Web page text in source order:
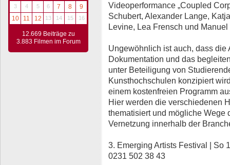
3
4 5 6 7 8
9
10
11 12 13 14 15 16
12.669 Beiträge zu
3.883 Filmen im Forum
Videoperformance „Coupled
Schubert, Alexander Lange,
Levine, Lea Frensch und
Ungewöhnlich ist auch, dass
Dokumentation und das
unter Beteiligung von
Kunsthochschulen konzipiert
einem kostenfreien Programm
Hier werden die verschiedenen
thematisiert und mögliche Wege
Vernetzung innerhalb der
3. Emerging Artists Festival | So
0231 502 38 43